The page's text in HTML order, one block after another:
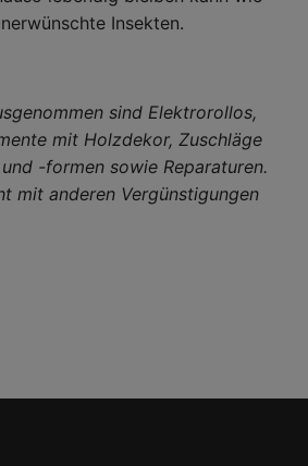
Insekten.
sind Elektrorollos,
mit Holzdekor, Zuschläge
-formen sowie Reparaturen.
mit anderen Vergünstigungen